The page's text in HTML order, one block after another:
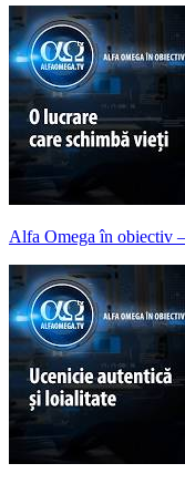
Alfa Omega în obiectiv